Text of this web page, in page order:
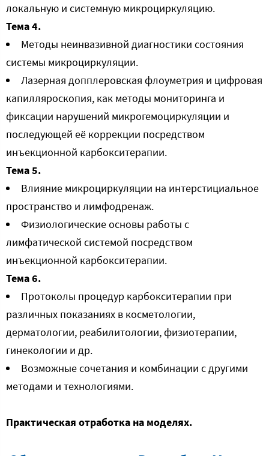
локальную и системную микроциркуляцию.
Тема 4.
Методы неинвазивной диагностики состояния
системы микроциркуляции.
Лазерная допплеровская флоуметрия и цифровая
капилляроскопия, как методы мониторинга и
фиксации нарушений микрогемоциркуляции и
последующей её коррекции посредством
инъекционной карбокситерапии.
Тема 5.
Влияние микроциркуляции на интерстициальное
пространство и лимфодренаж.
Физиологические основы работы с
лимфатической системой посредством
инъекционной карбокситерапии.
Тема 6.
Протоколы процедур карбокситерапии при
различных показаниях в косметологии,
дерматологии, реабилитологии, физиотерапии,
гинекологии и др.
Возможные сочетания и комбинации с другими
методами и технологиями.
Практическая отработка на моделях.